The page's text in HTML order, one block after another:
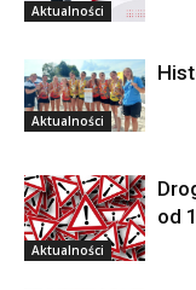
Aktualności
Aktualności
Aktualności
od